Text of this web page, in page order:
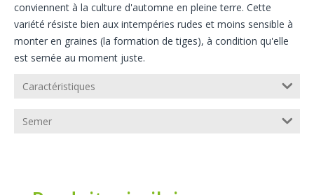
conviennent à la culture d'automne en pleine terre. Cette
variété résiste bien aux intempéries rudes et moins sensible à
monter en graines (la formation de tiges), à condition qu'elle
est semée au moment juste.
Caractéristiques
Semer